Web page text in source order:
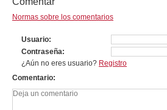
Normas sobre los comentarios
Usuario
Contraseña
¿Aún no eres usuario? Registro
Comentario